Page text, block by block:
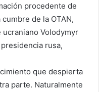
procedente de
de la OTAN,
Volodymyr
rusa,
que despierta
parte. Naturalmente